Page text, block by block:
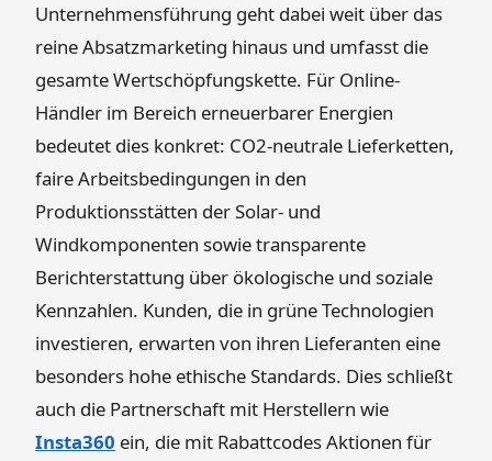
Unternehmensführung geht dabei weit über das
reine Absatzmarketing hinaus und umfasst die
gesamte Wertschöpfungskette. Für Online-
Händler im Bereich erneuerbarer Energien
bedeutet dies konkret: CO2-neutrale Lieferketten,
faire Arbeitsbedingungen in den
Produktionsstätten der Solar- und
Windkomponenten sowie transparente
Berichterstattung über ökologische und soziale
Kennzahlen. Kunden, die in grüne Technologien
investieren, erwarten von ihren Lieferanten eine
besonders hohe ethische Standards. Dies schließt
auch die Partnerschaft mit Herstellern wie
Insta360 ein, die mit Rabattcodes Aktionen für